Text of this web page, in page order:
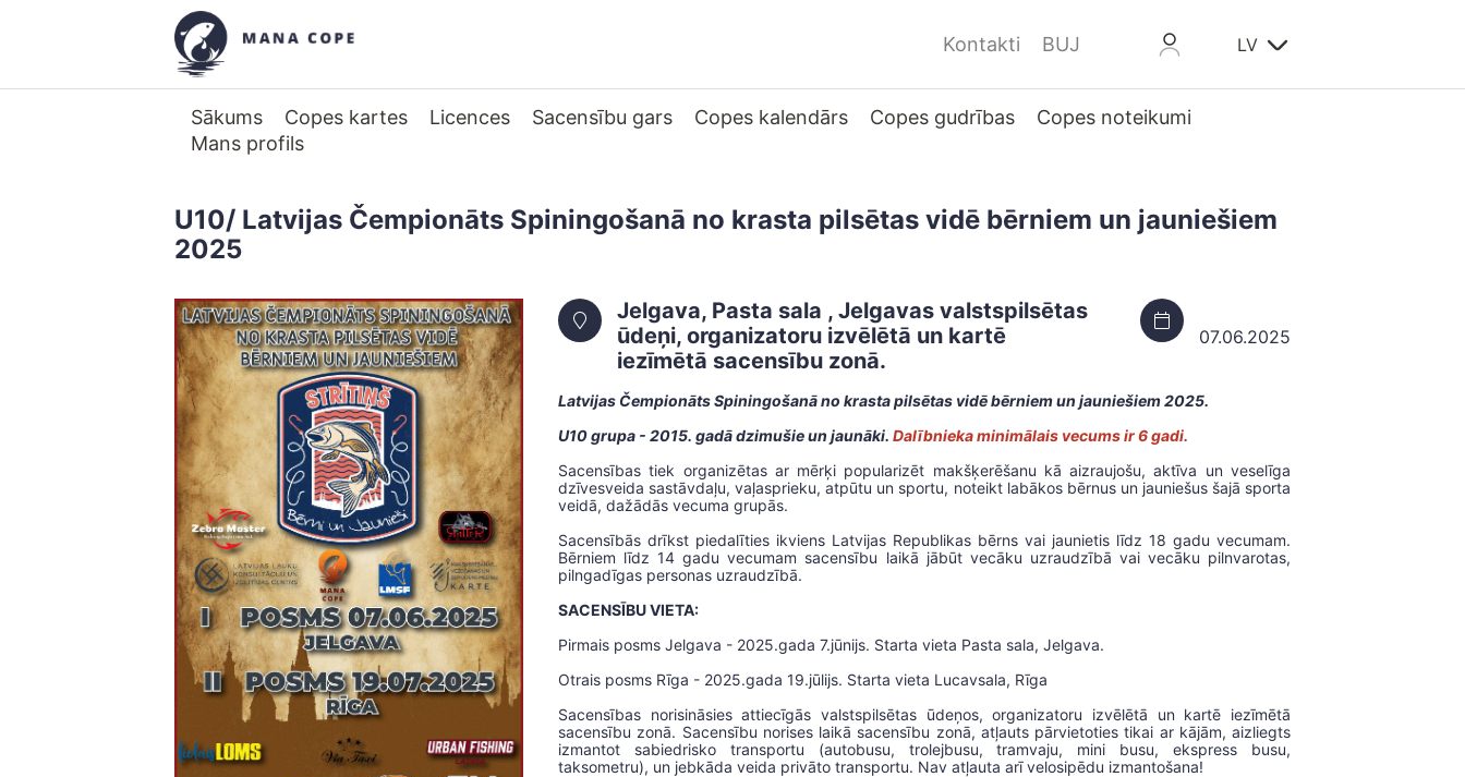
Kontakti BUJ LV
Sākums Copes kartes Licences Sacensību gars Copes kalendārs Copes gudrības
Copes noteikumi
Mans profils
U10/ Latvijas Čempionāts Spiningošanā no krasta pilsētas vidē bērniem un jauniešiem
2025
Jelgava, Pasta sala , Jelgavas valstspilsētas
ūdeņi, organizatoru izvēlētā un kartē
iezīmētā sacensību zonā.
07.06.2025
Latvijas Čempionāts Spiningošanā no krasta pilsētas vidē bērniem un jauniešiem 2025.
U10 grupa - 2015. gadā dzimušie un jaunāki. Dalībnieka minimālais vecums ir 6 gadi.
Sacensības tiek organizētas ar mērķi popularizēt makšķerēšanu kā aizraujošu, aktīva un veselīga
dzīvesveida sastāvdaļu, vaļasprieku, atpūtu un sportu, noteikt labākos bērnus un jauniešus šajā sporta
veidā, dažādās vecuma grupās.
Sacensībās drīkst piedalīties ikviens Latvijas Republikas bērns vai jaunietis līdz 18 gadu vecumam.
Bērniem līdz 14 gadu vecumam sacensību laikā jābūt vecāku uzraudzībā vai vecāku pilnvarotas,
pilngadīgas personas uzraudzībā.
SACENSĪBU VIETA:
Pirmais posms Jelgava - 2025.gada 7.jūnijs. Starta vieta Pasta sala, Jelgava.
Otrais posms Rīga - 2025.gada 19.jūlijs. Starta vieta Lucavsala, Rīga
Sacensības norisināsies attiecīgās valstspilsētas ūdeņos, organizatoru izvēlētā un kartē iezīmētā
sacensību zonā. Sacensību norises laikā sacensību zonā, atļauts pārvietoties tikai ar kājām, aizliegts
izmantot sabiedrisko transportu (autobusu, trolejbusu, tramvaju, mini busu, ekspress busu,
taksometru), un jebkāda veida privāto transportu. Nav atļauta arī velosipēdu izmantošana!